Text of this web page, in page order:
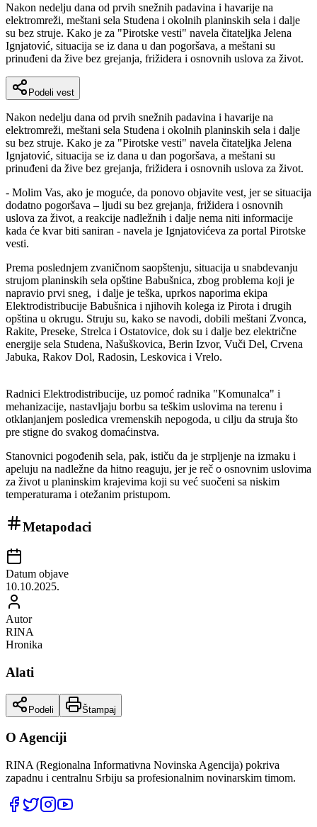
Nakon nedelju dana od prvih snežnih padavina i havarije na
elektromreži, meštani sela Studena i okolnih planinskih sela i dalje
su bez struje. Kako je za "Pirotske vesti" navela čitateljka Jelena
Ignjatović, situacija se iz dana u dan pogoršava, a meštani su
prinuđeni da žive bez grejanja, frižidera i osnovnih uslova za život.
Podeli vest
Nakon nedelju dana od prvih snežnih padavina i havarije na
elektromreži, meštani sela Studena i okolnih planinskih sela i dalje
su bez struje. Kako je za "Pirotske vesti" navela čitateljka Jelena
Ignjatović, situacija se iz dana u dan pogoršava, a meštani su
prinuđeni da žive bez grejanja, frižidera i osnovnih uslova za život.
- Molim Vas, ako je moguće, da ponovo objavite vest, jer se situacija
dodatno pogoršava – ljudi su bez grejanja, frižidera i osnovnih
uslova za život, a reakcije nadležnih i dalje nema niti informacije
kada će kvar biti saniran - navela je Ignjatovićeva za portal Pirotske
vesti.
Prema poslednjem zvaničnom saopštenju, situacija u snabdevanju
strujom planinskih sela opštine Babušnica, zbog problema koji je
napravio prvi sneg, i dalje je teška, uprkos naporima ekipa
Elektrodistribucije Babušnica i njihovih kolega iz Pirota i drugih
opština u okrugu. Struju su, kako se navodi, dobili meštani Zvonca,
Rakite, Preseke, Strelca i Ostatovice, dok su i dalje bez električne
energije sela Studena, Našuškovica, Berin Izvor, Vuči Del, Crvena
Jabuka, Rakov Dol, Radosin, Leskovica i Vrelo.
Radnici Elektrodistribucije, uz pomoć radnika "Komunalca" i
mehanizacije, nastavljaju borbu sa teškim uslovima na terenu i
otklanjanjem posledica vremenskih nepogoda, u cilju da struja što
pre stigne do svakog domaćinstva.
Stanovnici pogođenih sela, pak, ističu da je strpljenje na izmaku i
apeluju na nadležne da hitno reaguju, jer je reč o osnovnim uslovima
za život u planinskim krajevima koji su već suočeni sa niskim
temperaturama i otežanim pristupom.
Metapodaci
Datum objave
10.10.2025.
Autor
RINA
Hronika
Alati
Podeli Štampaj
O Agenciji
RINA (Regionalna Informativna Novinska Agencija) pokriva
zapadnu i centralnu Srbiju sa profesionalnim novinarskim timom.